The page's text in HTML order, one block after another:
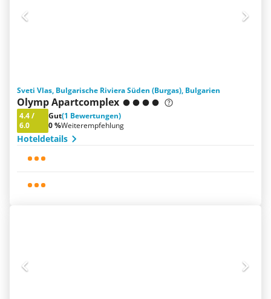
Sveti Vlas, Bulgarische Riviera Süden (Burgas), Bulgarien
Olymp Apartcomplex
4.4/
6.0
Gut(1 Bewertungen)
0 %Weiterempfehlung
Hoteldetails